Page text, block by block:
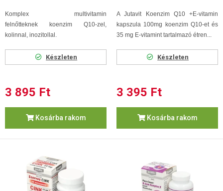
Komplex multivitamin
felnőtteknek koenzim Q10-zel,
kolinnal, inozitollal.
Készleten
3 895 Ft
Kosárba rakom
A Jutavit Koenzim Q10 +E-vitamin
kapszula 100mg koenzim Q10-et és
35 mg E-vitamint tartalmazó étren...
Készleten
3 395 Ft
Kosárba rakom